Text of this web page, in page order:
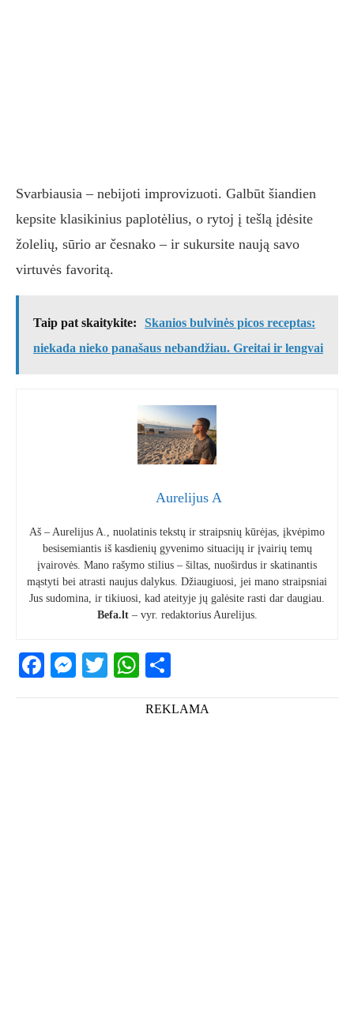
Svarbiausia – nebijoti improvizuoti. Galbūt šiandien
kepsite klasikinius paplotėlius, o rytoj į tešlą įdėsite
žolelių, sūrio ar česnako – ir sukursite naują savo
virtuvės favoritą.
Taip pat skaitykite:
Skanios bulvinės picos receptas:
niekada nieko panašaus nebandžiau. Greitai ir lengvai
Aurelijus A
Aš – Aurelijus A., nuolatinis tekstų ir straipsnių kūrėjas, įkvėpimo
besisemiantis iš kasdienių gyvenimo situacijų ir įvairių temų
įvairovės. Mano rašymo stilius – šiltas, nuoširdus ir skatinantis
mąstyti bei atrasti naujus dalykus. Džiaugiuosi, jei mano straipsniai
Jus sudomina, ir tikiuosi, kad ateityje jų galėsite rasti dar daugiau.
Befa.lt– vyr. redaktorius Aurelijus.
Facebook
Messenger
TwitterWhatsApp
REKLAMA